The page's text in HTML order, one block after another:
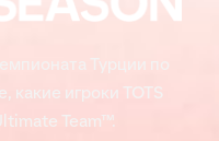
Турции по
какие игроки TOTS
Team™.